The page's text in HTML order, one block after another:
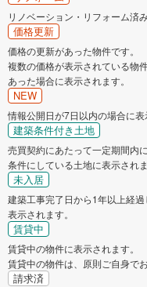
リノベーション・リフォーム済
価格更新
価格の更新があった物件です。
複数の価格が表示されている物
あった場合に表示されます。
NEW
情報公開日が7日以内の場合に表
建築条件付き土地
売買契約にあたって一定期間内
条件にしている土地に表示されま
未入居
建築工事完了日から1年以上経
表示されます。
賃貸中
賃貸中の物件に表示されます。
賃貸中の物件は、原則ご自身で
請求済